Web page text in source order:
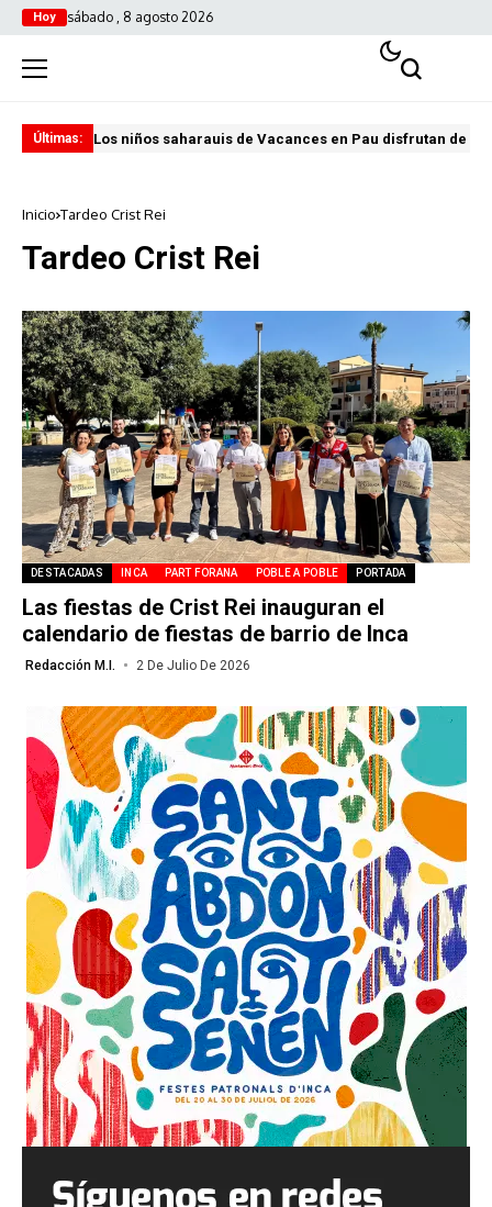
Hoy sábado , 8 agosto 2026
Últimas: Los niños saharauis de Vacances en Pau disfrutan de
Inicio Tardeo Crist Rei
Tardeo Crist Rei
DESTACADAS INCA PART FORANA POBLE A POBLE PORTADA
Las fiestas de Crist Rei inauguran el
calendario de fiestas de barrio de Inca
Redacción M.I. 2 De Julio De 2026